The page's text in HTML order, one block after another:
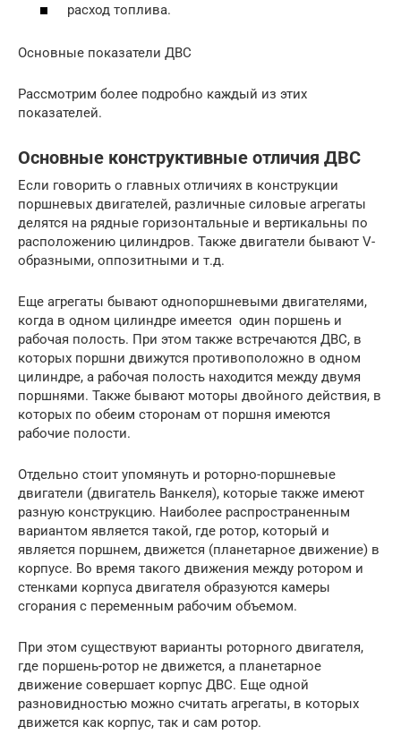
расход топлива.
Основные показатели ДВС
Рассмотрим более подробно каждый из этих
показателей.
Основные конструктивные отличия ДВС
Если говорить о главных отличиях в конструкции
поршневых двигателей, различные силовые агрегаты
делятся на рядные горизонтальные и вертикальны по
расположению цилиндров. Также двигатели бывают V-
образными, оппозитными и т.д.
Еще агрегаты бывают однопоршневыми двигателями,
когда в одном цилиндре имеется один поршень и
рабочая полость. При этом также встречаются ДВС, в
которых поршни движутся противоположно в одном
цилиндре, а рабочая полость находится между двумя
поршнями. Также бывают моторы двойного действия, в
которых по обеим сторонам от поршня имеются
рабочие полости.
Отдельно стоит упомянуть и роторно-поршневые
двигатели (двигатель Ванкеля), которые также имеют
разную конструкцию. Наиболее распространенным
вариантом является такой, где ротор, который и
является поршнем, движется (планетарное движение) в
корпусе. Во время такого движения между ротором и
стенками корпуса двигателя образуются камеры
сгорания с переменным рабочим объемом.
При этом существуют варианты роторного двигателя,
где поршень-ротор не движется, а планетарное
движение совершает корпус ДВС. Еще одной
разновидностью можно считать агрегаты, в которых
движется как корпус, так и сам ротор.